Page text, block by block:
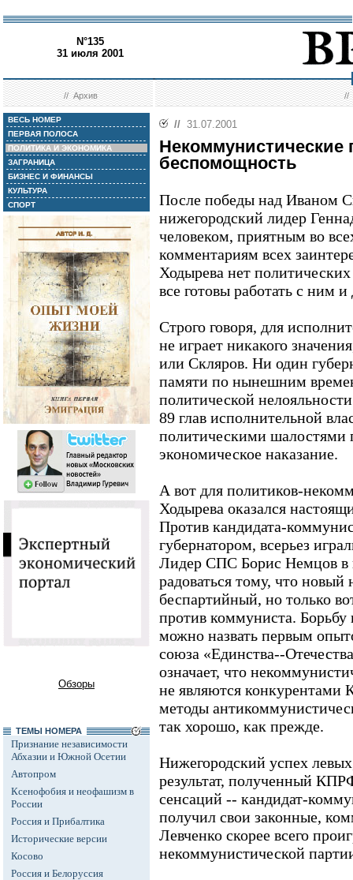
N°135
31 июля 2001
//Архив //
ВЕСЬ НОМЕР
ПЕРВАЯ ПОЛОСА
ПОЛИТИКА И ЭКОНОМИКА
ЗАГРАНИЦА
БИЗНЕС И ФИНАНСЫ
КУЛЬТУРА
СПОРТ
Обзоры
ТЕМЫ НОМЕРА
Признание независимости
Абхазии и Южной Осетии
Автопром
Ксенофобия и неофашизм в
России
Россия и Прибалтика
Исторические версии
Косово
Россия и Белоруссия
// 31.07.2001
Некоммунистические
беспомощность
После победы над Иваном
нижегородский лидер
человеком, приятным во
комментариям всех
Ходырева нет
все готовы работать с ним
Строго говоря, для
не играет никакого
или Скляров. Ни один
памяти по нынешним
политической
89 глав исполнительной
политическими шалостями
экономическое наказание.
А вот для политиков-
Ходырева оказался
Против кандидата-
губернатором, всерьез
Лидер СПС Борис Немцов в
радоваться тому, что новый
беспартийный, но только
против коммуниста. Борьбу
можно назвать первым
союза «Единства--
означает, что
не являются
методы
так хорошо, как прежде.
Нижегородский успех
результат, полученный
сенсаций -- кандидат-
получил свои законные,
Левченко скорее всего
некоммунистической